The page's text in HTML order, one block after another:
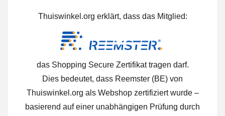
Thuiswinkel.org erklärt, dass das Mitglied:
das Shopping Secure Zertifikat tragen darf.
Dies bedeutet, dass Reemster (BE) von
Thuiswinkel.org als Webshop zertifiziert wurde –
basierend auf einer unabhängigen Prüfung durch